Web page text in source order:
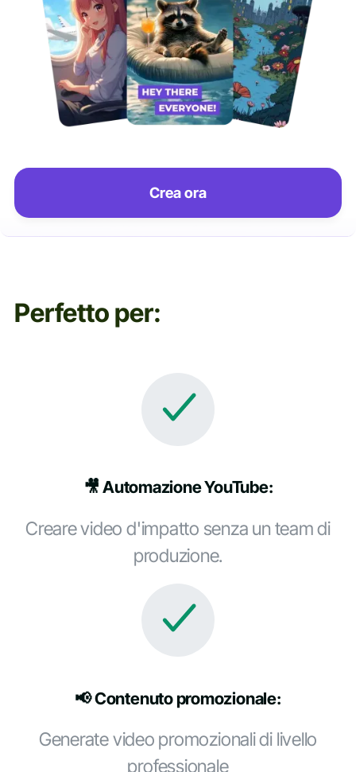
Crea ora
Perfetto per:
🎥 Automazione YouTube:
Creare video d'impatto senza un team di
produzione.
📢 Contenuto promozionale:
Generate video promozionali di livello
professionale